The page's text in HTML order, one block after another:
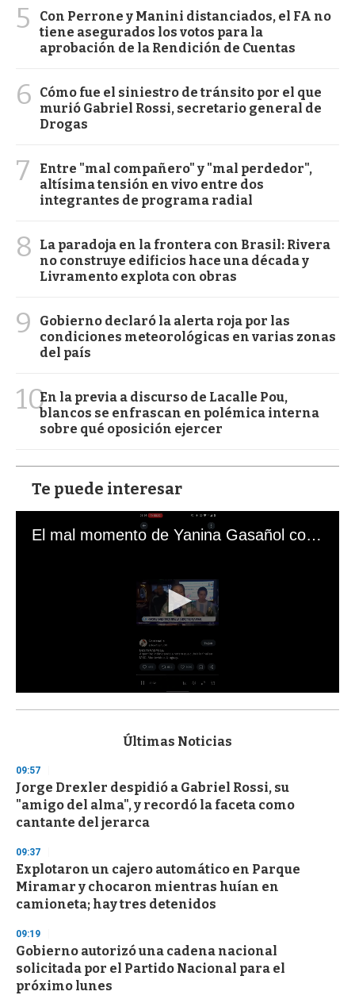
5
Con Perrone y Manini distanciados, el FA no
tiene asegurados los votos para la
aprobación de la Rendición de Cuentas
6
Cómo fue el siniestro de tránsito por el que
murió Gabriel Rossi, secretario general de
Drogas
7
Entre "mal compañero" y "mal perdedor",
altísima tensión en vivo entre dos
integrantes de programa radial
8
La paradoja en la frontera con Brasil: Rivera
no construye edificios hace una década y
Livramento explota con obras
9
Gobierno declaró la alerta roja por las
condiciones meteorológicas en varias zonas
del país
10En la previa a discurso de Lacalle Pou,
blancos se enfrascan en polémica interna
sobre qué oposición ejercer
Te puede interesar
El mal momento de Yanina Gasañol con un hincha argentino en "Subrayado"
s
d
s
o
3
s
e
c
o
n
Últimas Noticias
09:57
Jorge Drexler despidió a Gabriel Rossi, su
"amigo del alma", y recordó la faceta como
cantante del jerarca
09:37
Explotaron un cajero automático en Parque
Miramar y chocaron mientras huían en
camioneta; hay tres detenidos
09:19
Gobierno autorizó una cadena nacional
solicitada por el Partido Nacional para el
próximo lunes